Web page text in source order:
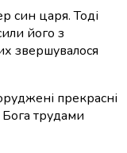
син царя. Тоді
його з
звершувалося
прекрасні
Бога трудами